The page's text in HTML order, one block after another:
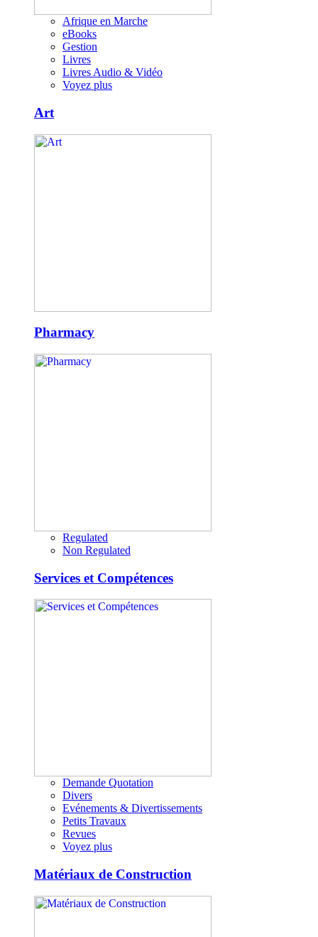
Afrique en Marche
eBooks
Gestion
Livres
Livres Audio & Vidéo
Voyez plus
Art
Pharmacy
Regulated
Non Regulated
Services et Compétences
Demande Quotation
Divers
Evénements & Divertissements
Petits Travaux
Revues
Voyez plus
Matériaux de Construction